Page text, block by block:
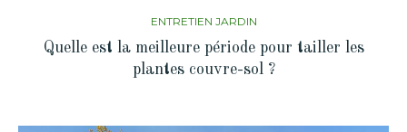
ENTRETIEN JARDIN
Quelle est la meilleure période pour tailler les
plantes couvre-sol ?